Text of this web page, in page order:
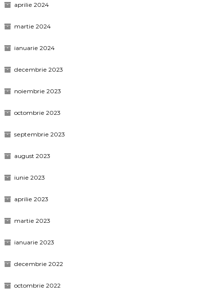
aprilie 2024
martie 2024
ianuarie 2024
decembrie 2023
noiembrie 2023
octombrie 2023
septembrie 2023
august 2023
iunie 2023
aprilie 2023
martie 2023
ianuarie 2023
decembrie 2022
octombrie 2022